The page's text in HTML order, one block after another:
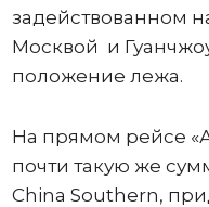
задействованном
Москвой и
положение лежа.
На прямом рейсе
почти такую же
China Southern,